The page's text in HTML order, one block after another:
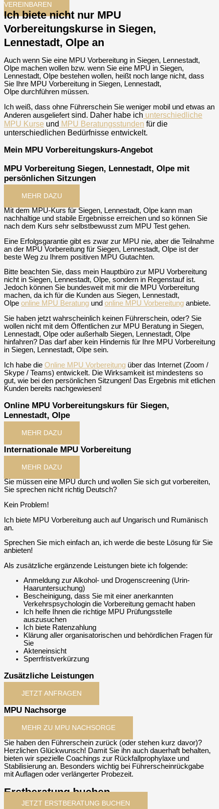
VEREINBAREN
Ich biete nicht nur MPU
Vorbereitungskurse in Siegen,
Lennestadt, Olpe an
Auch wenn Sie eine MPU Vorbereitung in Siegen, Lennestadt,
Olpe machen wollen bzw. wenn Sie eine MPU in Siegen,
Lennestadt, Olpe bestehen wollen, heißt noch lange nicht, dass
Sie Ihre MPU Vorbereitung in Siegen, Lennestadt,
Olpe durchführen müssen.
Ich weiß, dass ohne Führerschein Sie weniger mobil und etwas an
Anderen ausgeliefert sind. Daher habe ich unterschiedliche
MPU Kurse und MPU Beratungsstunden für die
unterschiedlichen Bedürfnisse entwickelt.
Mein MPU Vorbereitungskurs-Angebot
MPU Vorbereitung Siegen, Lennestadt, Olpe mit
persönlichen Sitzungen
MEHR DAZU
Mit dem MPU-Kurs für Siegen, Lennestadt, Olpe kann man
nachhaltige und stabile Ergebnisse erreichen und so können Sie
nach dem Kurs sehr selbstbewusst zum MPU Test gehen.
Eine Erfolgsgarantie gibt es zwar zur MPU nie, aber die Teilnahme
an der MPU Vorbereitung für Siegen, Lennestadt, Olpe ist der
beste Weg zu Ihrem positiven MPU Gutachten.
Bitte beachten Sie, dass mein Hauptbüro zur MPU Vorbereitung
nicht in Siegen, Lennestadt, Olpe, sondern in Regenstauf ist.
Jedoch können Sie bundesweit mit mir die MPU Vorbereitung
machen, da ich für die Kunden aus Siegen, Lennestadt,
Olpe online MPU Beratung und online MPU Vorbereitung anbiete.
Sie haben jetzt wahrscheinlich keinen Führerschein, oder? Sie
wollen nicht mit dem Öffentlichen zur MPU Beratung in Siegen,
Lennestadt, Olpe oder außerhalb Siegen, Lennestadt, Olpe
hinfahren? Das darf aber kein Hindernis für Ihre MPU Vorbereitung
in Siegen, Lennestadt, Olpe sein.
Ich habe die Online MPU Vorbereitung über das Internet (Zoom /
Skype / Teams) entwickelt. Die Wirksamkeit ist mindestens so
gut, wie bei den persönlichen Sitzungen! Das Ergebnis mit etlichen
Kunden bereits nachgewiesen!
Online MPU Vorbereitungskurs für Siegen,
Lennestadt, Olpe
MEHR DAZU
Internationale MPU Vorbereitung
MEHR DAZU
Sie müssen eine MPU durch und wollen Sie sich gut vorbereiten,
Sie sprechen nicht richtig Deutsch?
Kein Problem!
Ich biete MPU Vorbereitung auch auf Ungarisch und Rumänisch
an.
Sprechen Sie mich einfach an, ich werde die beste Lösung für Sie
anbieten!
Als zusätzliche ergänzende Leistungen biete ich folgende:
Anmeldung zur Alkohol- und Drogenscreening (Urin-
Haaruntersuchung)
Bescheinigung, dass Sie mit einer anerkannten
Verkehrspsychologin die Vorbereitung gemacht haben
Ich helfe Ihnen die richtige MPU Prüfungsstelle
auszusuchen
Ich biete Ratenzahlung
Klärung aller organisatorischen und behördlichen Fragen für
Sie
Akteneinsicht
Sperrfristverkürzung
Zusätzliche Leistungen
JETZT ANFRAGEN
MPU Nachsorge
MEHR ZU MPU NACHSORGE
Sie haben den Führerschein zurück (oder stehen kurz davor)?
Herzlichen Glückwunsch! Damit Sie ihn auch dauerhaft behalten,
bieten wir spezielle Coachings zur Rückfallprophylaxe und
Stabilisierung an. Besonders wichtig bei Führerscheinrückgabe
mit Auflagen oder verlängerter Probezeit.
Erstberatung buchen
JETZT ERSTBERATUNG BUCHEN